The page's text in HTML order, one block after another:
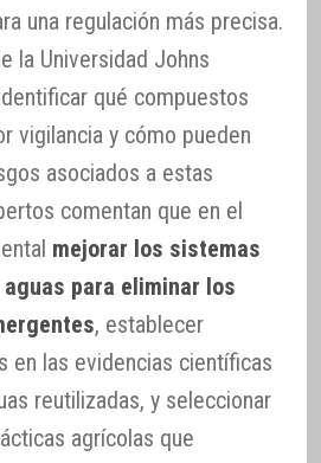
una regulación más precisa.
la Universidad Johns
qué compuestos
vigilancia y cómo pueden
asociados a estas
comentan que en el
mejorar los sistemas
para eliminar los
, establecer
en las evidencias científicas
reutilizadas, y seleccionar
agrícolas que